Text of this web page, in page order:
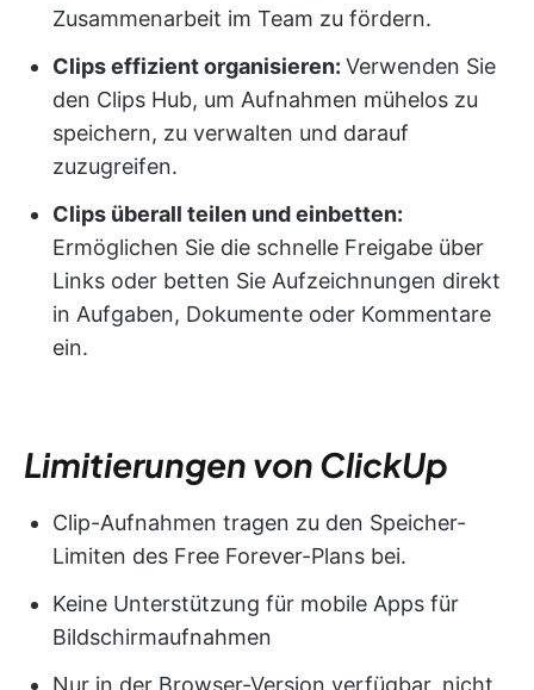
Zusammenarbeit im Team zu fördern.
Clips effizient organisieren: Verwenden Sie
den Clips Hub, um Aufnahmen mühelos zu
speichern, zu verwalten und darauf
zuzugreifen.
Clips überall teilen und einbetten:
Ermöglichen Sie die schnelle Freigabe über
Links oder betten Sie Aufzeichnungen direkt
in Aufgaben, Dokumente oder Kommentare
ein.
Limitierungen von ClickUp
Clip-Aufnahmen tragen zu den Speicher-
Limiten des Free Forever-Plans bei.
Keine Unterstützung für mobile Apps für
Bildschirmaufnahmen
Nur in der Browser-Version verfügbar, nicht